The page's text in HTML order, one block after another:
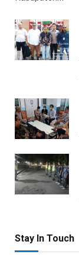
Stay In Touch